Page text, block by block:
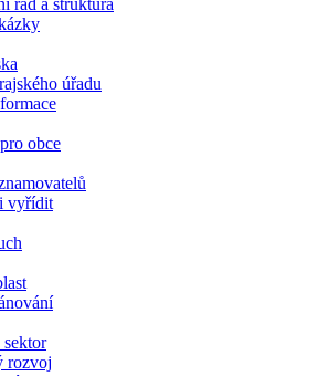
řád a struktura
úřadu
obce
vyřídit
rozvoj